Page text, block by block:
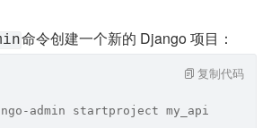
命令创建一个新的 Django 项目：
admin startproject my_api
复制代码